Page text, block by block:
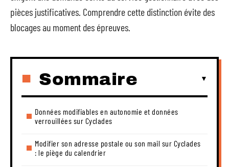
pièces justificatives. Comprendre cette distinction évite des
blocages au moment des épreuves.
Sommaire
Données modifiables en autonomie et données
verrouillées sur Cyclades
Modifier son adresse postale ou son mail sur Cyclades
: le piège du calendrier